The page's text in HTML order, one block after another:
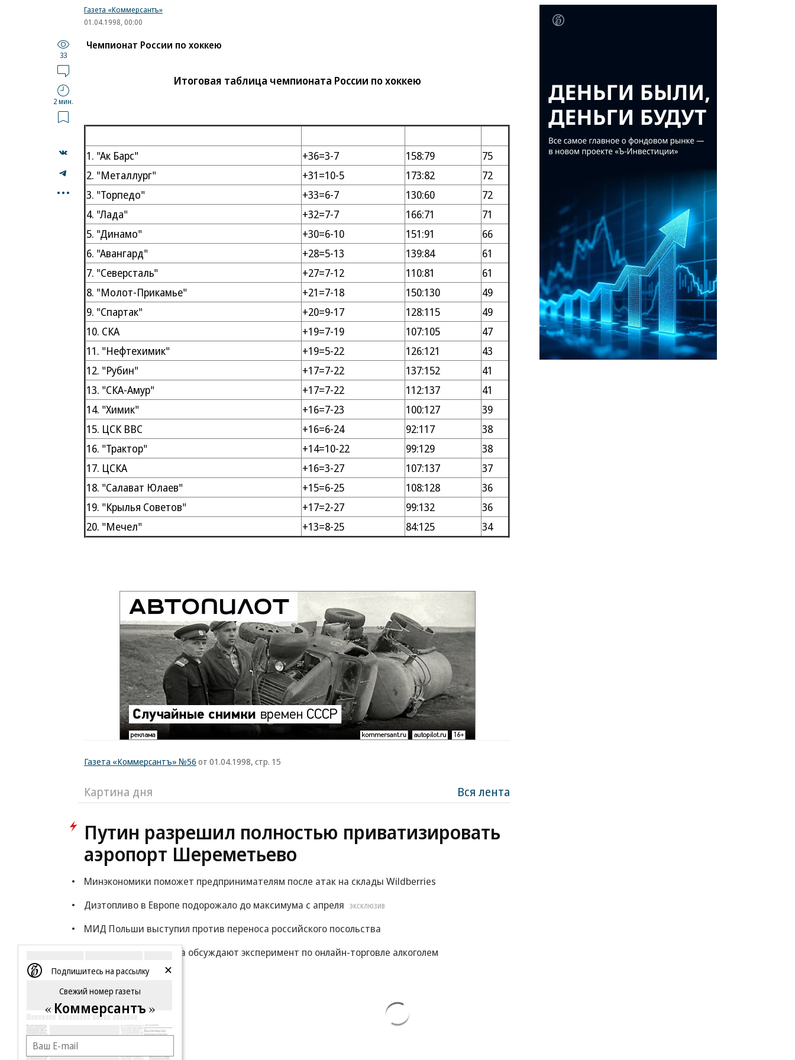
Газета «Коммерсантъ»
01.04.1998, 00:00
33
2 мин.
...
Чемпионат России по хоккею
Итоговая таблица чемпионата России по хоккею
1. "Ак Барс" +36=3-7 158:79
75
2. "Металлург"
+31=10-5 173:82
72
3. "Торпедо"
+33=6-7 130:60
72
4. "Лада"
+32=7-7 166:71
71
5. "Динамо"
+30=6-10 151:91
66
6. "Авангард"
+28=5-13 139:84
61
7. "Северсталь"
+27=7-12 110:81
61
8. "Молот-Прикамье"
+21=7-18 150:130
49
9. "Спартак"
+20=9-17 128:115
49
10. СКА
+19=7-19 107:105
47
11. "Нефтехимик"
+19=5-22 126:121
43
12. "Рубин"
+17=7-22 137:152
41
13. "СКА-Амур"
+17=7-22 112:137
41
14. "Химик"
+16=7-23 100:127
39
15. ЦСК ВВС
+16=6-24 92:117
38
16. "Трактор"
+14=10-22 99:129
38
17. ЦСКА
+16=3-27 107:137
37
18. "Салават Юлаев"
+15=6-25 108:128
36
19. "Крылья Советов"
+17=2-27 99:132
36
20. "Мечел"
+13=8-25 84:125 34
Газета «Коммерсантъ» №56 от 01.04.1998, стр. 15
Картина дня Вся лента
Путин разрешил полностью приватизировать
аэропорт Шереметьево
Минэкономики поможет предпринимателям после атак на склады Wildberries
Дизтопливо в Европе подорожало до максимума с апреля
ЭКСКЛЮЗИВ
МИД Польши выступил против переноса российского посольства
Минфин: власти снова обсуждают эксперимент по онлайн-торговле алкоголем
Еще
Подпишитесь на рассылку
Свежий номер газеты
Коммерсантъ